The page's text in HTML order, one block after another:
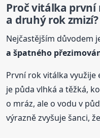
Proč vitálka první
a druhý rok zmizí?
Nejčastějším důvodem
a špatného
První rok vitálka využije
je půda vlhká a těžká,
o mráz, ale o vodu v
výrazně zvyšuje šanci,